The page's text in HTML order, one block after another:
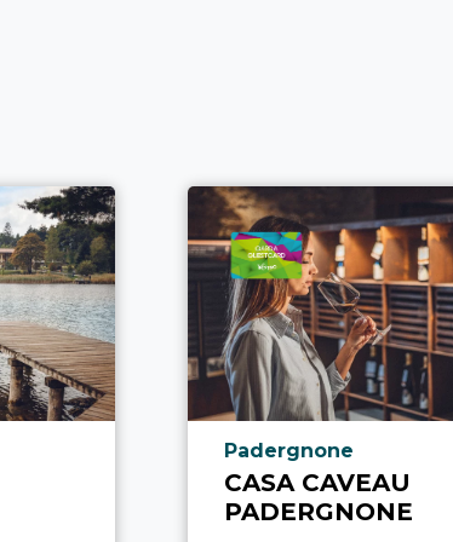
aria.poi_location_prefix
Padergnone
CASA CAVEAU
PADERGNONE